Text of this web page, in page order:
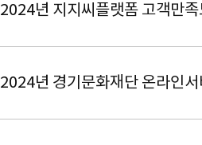
2024년 지지씨플랫폼 고객만
2024년 경기문화재단 온라인